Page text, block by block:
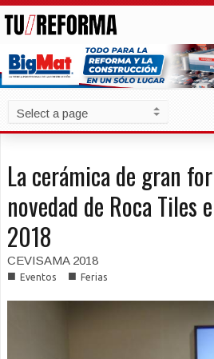
La cerámica de gran
novedad de Roca Tiles
2018
CEVISAMA 2018
■ Eventos ■ Ferias